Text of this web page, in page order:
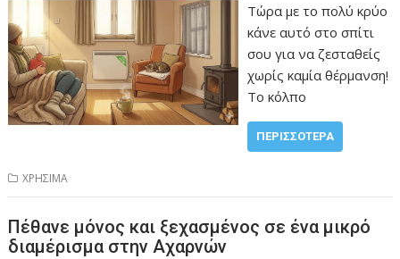
Τώρα με το πολύ κρύο
κάνε αυτό στο σπίτι
σου για να ζεσταθείς
χωρίς καμία θέρμανση!
Το κόλπο
ΠΕΡΙΣΣΌΤΕΡΑ
ΧΡΗΣΙΜΑ
Πέθανε μόνος και ξεχασμένος σε ένα μικρό
διαμέρισμα στην Αχαρνών